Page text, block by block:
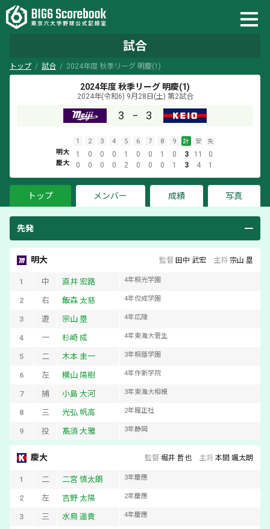
試合
トップ 試合 2024年度 秋季リーグ 明慶(1)
2024年度 秋季リーグ 明慶(1)
2024年(令和6) 9月28日(土) 第2試合
3 − 3
1 2 3 4 5 6 7 8 9 計 安 失
明大 1 0 0 0 1 0 0 1 0 3 11 0
慶大 0 0 0 0 2 0 0 0 1 3 4 1
トップ メンバー 成績 写真
先発
明大 監督 田中 武宏 主将 宗山 塁
1 中 直井 宏路 4年桐光学園
2 右 飯森 太慈 4年佼成学園
3 遊 宗山 塁 4年広陵
4 一 杉崎 成 4年東海大菅生
5 二 木本 圭一 3年桐蔭学園
6 左 横山 陽樹 4年作新学院
7 捕 小島 大河 3年東海大相模
8 三 光弘 帆高 2年履正社
9 投 髙須 大雅 3年静岡
慶大 監督 堀井 哲也 主将 本間 颯太朗
1 二 二宮 慎太朗 3年慶應
2 左 吉野 太陽 2年慶應
3 三 水鳥 遥貴 4年慶應